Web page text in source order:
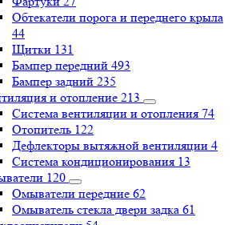
Обтекатели порога и переднего крыла
44
Щитки 131
Бампер передний 493
Бампер задний 235
и отопление 213
Система вентиляции и отопления 74
Отопитель 122
Дефлекторы вытяжной вентиляции 4
Система кондиционирования 13
120
Омыватели передние 62
Омыватель стекла двери задка 61